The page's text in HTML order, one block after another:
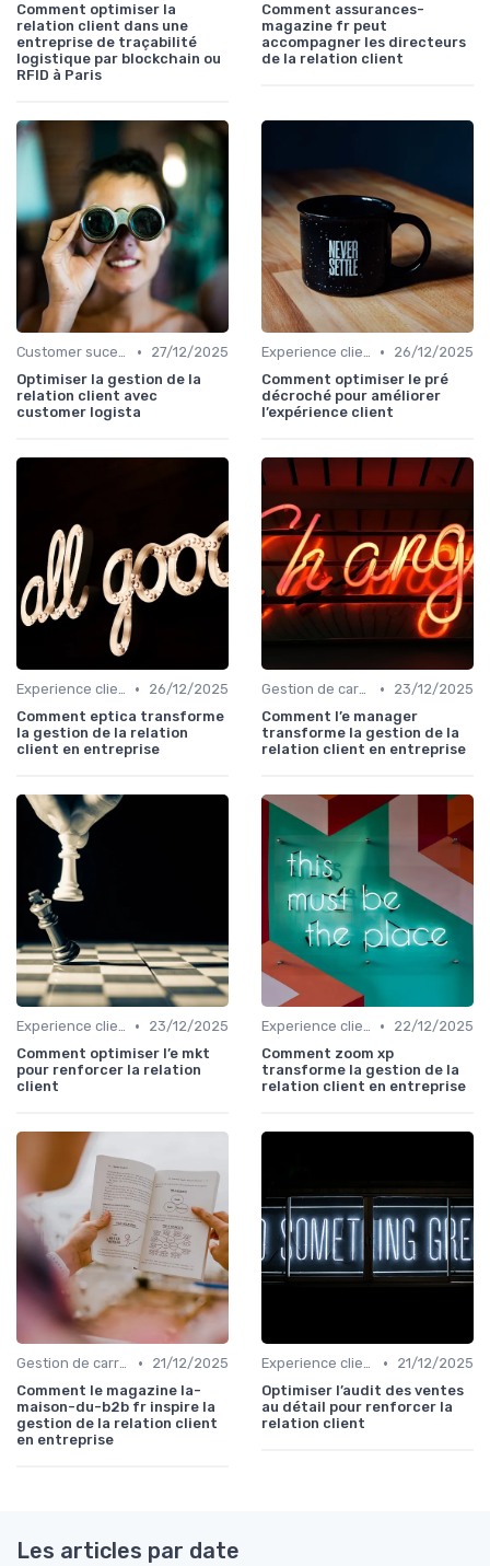
Comment optimiser la
relation client dans une
entreprise de traçabilité
logistique par blockchain ou
RFID à Paris
Comment assurances-
magazine fr peut
accompagner les directeurs
de la relation client
Customer sucess management •
27/12/2025
Optimiser la gestion de la
relation client avec
customer logista
Experience client •
26/12/2025
Comment optimiser le pré
décroché pour améliorer
l’expérience client
Experience client •
26/12/2025
Comment eptica transforme
la gestion de la relation
client en entreprise
Gestion de carrière •
23/12/2025
Comment l’e manager
transforme la gestion de la
relation client en entreprise
Experience client •
23/12/2025
Comment optimiser l’e mkt
pour renforcer la relation
client
Experience client •
22/12/2025
Comment zoom xp
transforme la gestion de la
relation client en entreprise
Gestion de carrière •
21/12/2025
Comment le magazine la-
maison-du-b2b fr inspire la
gestion de la relation client
en entreprise
Experience client •
21/12/2025
Optimiser l’audit des ventes
au détail pour renforcer la
relation client
Les articles par date